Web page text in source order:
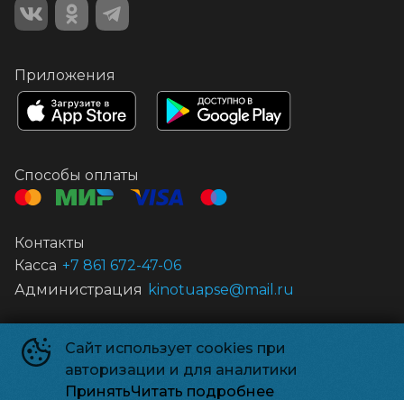
Сайт использует cookies при
авторизации и для аналитики
ПринятьЧитать подробнее
Приложения
Способы оплаты
Контакты
Касса +7 861 672-47-06
Администрация kinotuapse@mail.ru
Муниципальное автономное учреждение культуры «Центр кино
и досуга «Россия»© 1959- 2026
Powered byp24.app